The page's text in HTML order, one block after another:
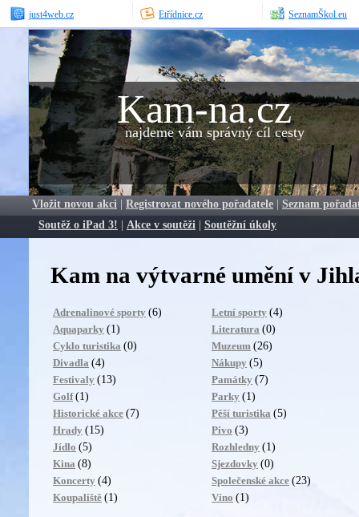
just4web.cz Etřídnice.cz SeznamŠkol.eu
Kam-na.cz
najdeme vám správný cíl cesty
Vložit novou akci | Registrovat nového pořadatele | Seznam
Soutěž o iPad 3! | Akce v soutěži | Soutěžní úkoly
Kam na výtvarné umění v
Adrenalinové sporty (6)
Aquaparky (1)
Cyklo turistika (0)
Divadla (4)
Festivaly (13)
Golf (1)
Historické akce (7)
Hrady (15)
Jídlo (5)
Kina (8)
Koncerty (4)
Koupaliště (1)
Letní sporty (4)
Literatura (0)
Muzeum (26)
Nákupy (5)
Památky (7)
Parky (1)
Pěší turistika (5)
Pivo (3)
Rozhledny (1)
Sjezdovky (0)
Společenské akce (23)
Víno (1)